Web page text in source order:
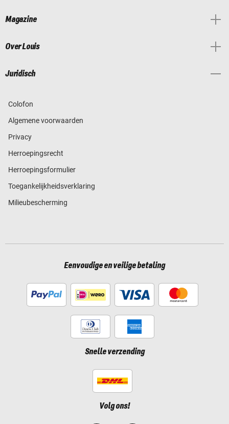
Magazine
Over Louis
Juridisch
Colofon
Algemene voorwaarden
Privacy
Herroepingsrecht
Herroepingsformulier
Toegankelijkheidsverklaring
Milieubescherming
Eenvoudige en veilige betaling
Snelle verzending
Volg ons!